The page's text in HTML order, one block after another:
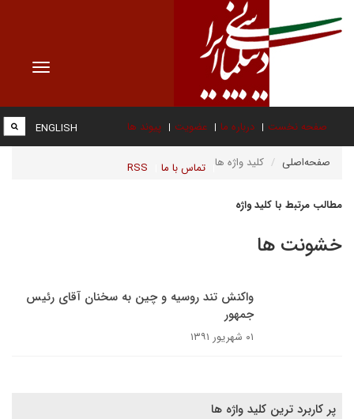
Toggle
صفحه نخست درباره ما عضویت پیوند ها
تماس با ما RSS
ENGLISH
صفحه‌اصلی کلید واژه ها
مطالب مرتبط با کلید واژه
خشونت ها
واکنش تند روسیه و چین به سخنان آقای رئیس
جمهور
۰۱ شهریور ۱۳۹۱
پر کاربرد ترین کلید واژه ها